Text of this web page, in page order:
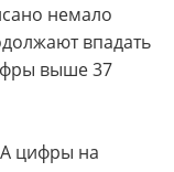
немало
впадать
выше 37
цифры на